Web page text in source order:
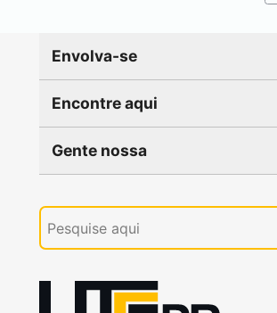
Envolva-se
Encontre aqui
Gente nossa